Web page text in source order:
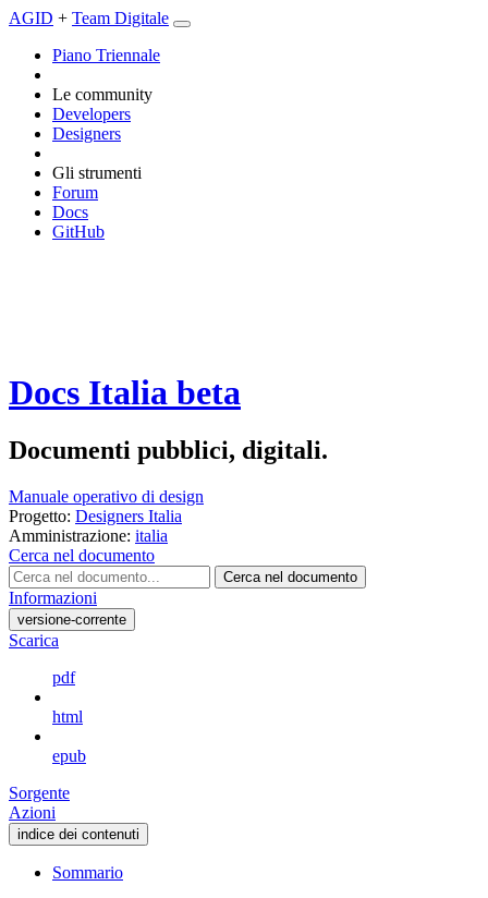
AGID + Team Digitale
Piano Triennale
Le community
Developers
Designers
Gli strumenti
Forum
Docs
GitHub
Docs Italia beta
Documenti pubblici, digitali.
Manuale operativo di design
Progetto: Designers Italia
Amministrazione: italia
Cerca nel documento
Cerca nel documento
Informazioni
versione-corrente
Scarica
pdf
html
epub
Sorgente
Azioni
indice dei contenuti
Sommario